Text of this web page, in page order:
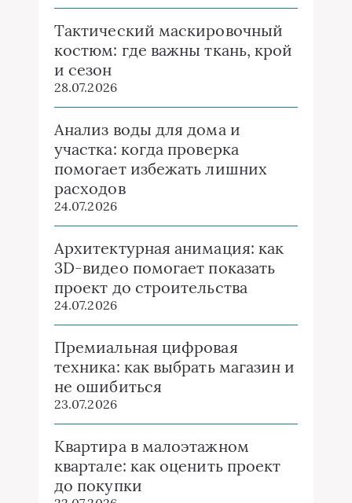
Тактический маскировочный
костюм: где важны ткань, крой
и сезон
28.07.2026
Анализ воды для дома и
участка: когда проверка
помогает избежать лишних
расходов
24.07.2026
Архитектурная анимация: как
3D-видео помогает показать
проект до строительства
24.07.2026
Премиальная цифровая
техника: как выбрать магазин и
не ошибиться
23.07.2026
Квартира в малоэтажном
квартале: как оценить проект
до покупки